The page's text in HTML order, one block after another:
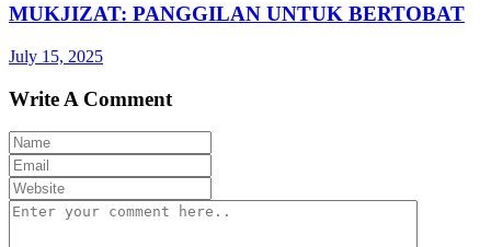
MUKJIZAT: PANGGILAN UNTUK BERTOBAT
July 15, 2025
Write A Comment